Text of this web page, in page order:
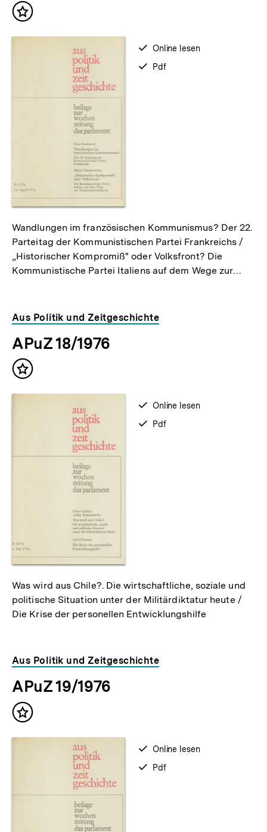
Inhalt
verfügbar
Online lesen
verfügbar
Pdf
Wandlungen im französischen Kommunismus? Der 22.
Parteitag der Kommunistischen Partei Frankreichs /
„Historischer Kompromiß" oder Volksfront? Die
Kommunistische Partei Italiens auf dem Wege zur…
Aus Politik und Zeitgeschichte
APuZ 18/1976
Inhalt
verfügbar
zum
Online lesen
verfügbar
Pdf
Was wird aus Chile?. Die wirtschaftliche, soziale und
politische Situation unter der Militärdiktatur heute /
Die Krise der personellen Entwicklungshilfe
Aus Politik und Zeitgeschichte
APuZ 19/1976
Inhalt
verfügbar
zum
Online lesen
verfügbar
Pdf